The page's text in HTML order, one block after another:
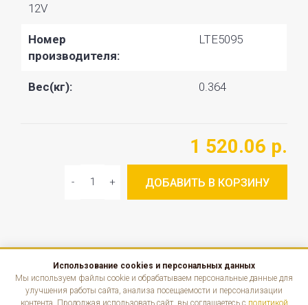
12V
Номер
производителя:
LTE5095
Вес(кг): 0.364
1 520.06 р.
ДОБАВИТЬ В КОРЗИНУ
КАТАЛОГ
Использование cookies и персональных данных
Мы используем файлы cookie и обрабатываем персональные данные для
улучшения работы сайта, анализа посещаемости и персонализации
контента. Продолжая использовать сайт, вы соглашаетесь с политикой